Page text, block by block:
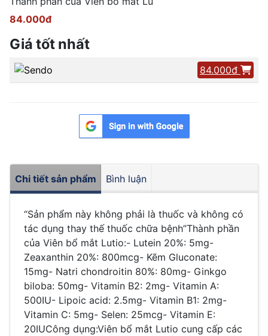
84.000đ
Giá tốt nhất
84.000đ
Chi tiết sản phẩm Bình luận
“Sản phẩm này không phải là thuốc và không có
tác dụng thay thế thuốc chữa bệnh”Thành phần
của Viên bổ mắt Lutio:- Lutein 20%: 5mg-
Zeaxanthin 20%: 800mcg- Kẽm Gluconate:
15mg- Natri chondroitin 80%: 80mg- Ginkgo
biloba: 50mg- Vitamin B2: 2mg- Vitamin A:
500IU- Lipoic acid: 2.5mg- Vitamin B1: 2mg-
Vitamin C: 5mg- Selen: 25mcg- Vitamin E:
20IUCông dụng:Viên bổ mắt Lutio cung cấp các